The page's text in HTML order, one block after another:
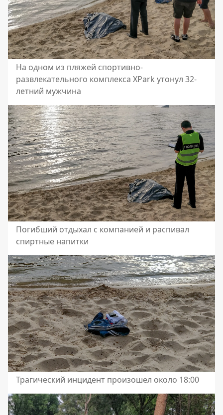
На одном из пляжей спортивно-
развлекательного комплекса XPark утонул 32-
летний мужчина
Погибший отдыхал с компанией и распивал
спиртные напитки
Трагический инцидент произошел около 18:00